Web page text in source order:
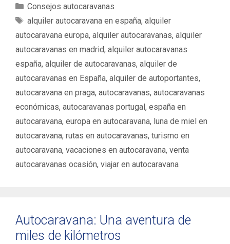
C
a
g
o
r
í
a
Consejos autocaravanas
E
t
u
e
t
a
s
alquiler autocaravana en españa, alquiler
autocaravana europa, alquiler autocaravanas, alquiler
autocaravanas en madrid, alquiler autocaravanas
españa, alquiler de autocaravanas, alquiler de
autocaravanas en España, alquiler de autoportantes,
autocaravana en praga, autocaravanas, autocaravanas
económicas, autocaravanas portugal , españa en
autocaravana, europa en autocaravana, luna de miel en
autocaravana, rutas en autocaravanas, turismo en
autocaravana, vacaciones en autocaravana, venta
autocaravanas ocasión, viajar en autocaravana
Autocaravana: Una aventura de
miles de kilómetros